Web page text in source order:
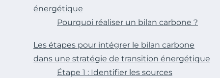
énergétique
Pourquoi réaliser un bilan carbone ?
Les étapes pour intégrer le bilan carbone
dans une stratégie de transition énergétique
Étape 1 : Identifier les sources